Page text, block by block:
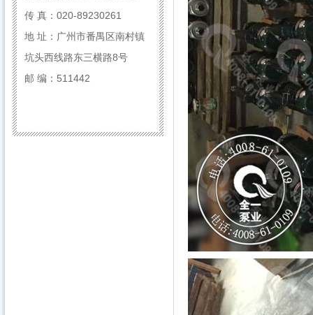
传 真：020-89230261
地 址：广州市番禺区南村镇
坑头西线路东三横路8号
邮 编：511442